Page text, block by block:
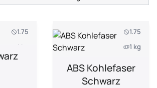
1.75
1 kg
1.75
1 kg
ABS Kohlefaser
Schwarz